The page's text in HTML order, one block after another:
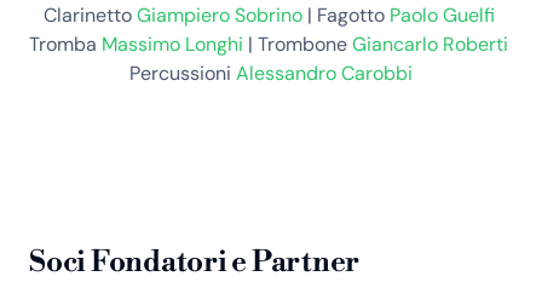
ClarinettoGiampiero Sobrino| Fagotto Paolo Guelfi
Tromba Massimo Longhi | TromboneGiancarlo Roberti
Percussioni Alessandro Carobbi
Soci Fondatori e Partner